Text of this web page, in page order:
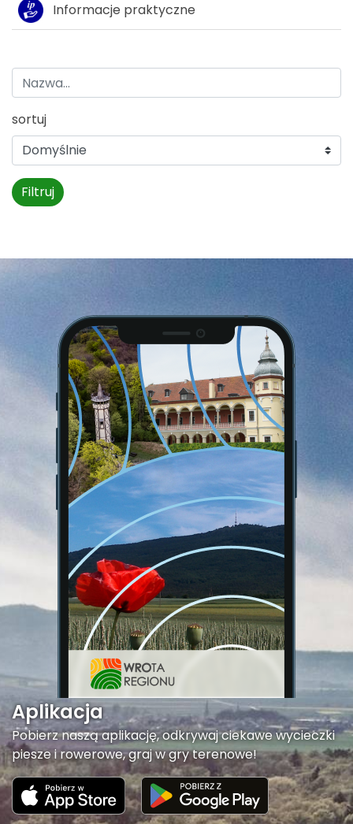
Informacje praktyczne
sortuj
Filtruj
Aplikacja
Pobierz naszą aplikację, odkrywaj ciekawe wycieczki
piesze i rowerowe, graj w gry terenowe!